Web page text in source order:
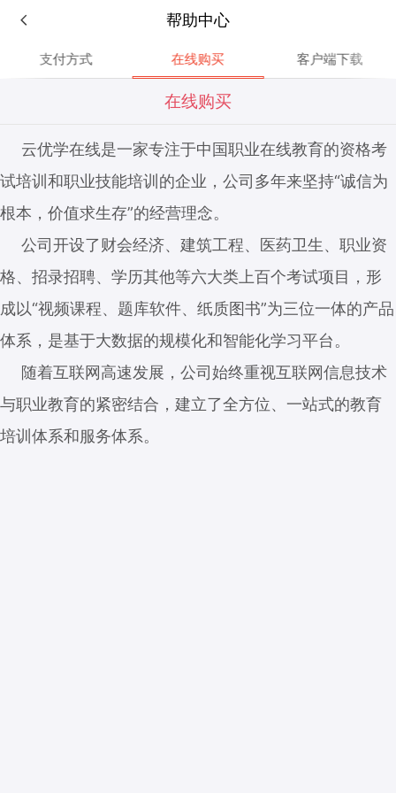
帮助中心
支付方式 在线购买 客户端下载
在线购买
云优学在线是一家专注于中国职业在线教育的资格考
试培训和职业技能培训的企业，公司多年来坚持“诚信为
根本，价值求生存”的经营理念。
公司开设了财会经济、建筑工程、医药卫生、职业资
格、招录招聘、学历其他等六大类上百个考试项目，形
成以“视频课程、题库软件、纸质图书”为三位一体的产品
体系，是基于大数据的规模化和智能化学习平台。
随着互联网高速发展，公司始终重视互联网信息技术
与职业教育的紧密结合，建立了全方位、一站式的教育
培训体系和服务体系。